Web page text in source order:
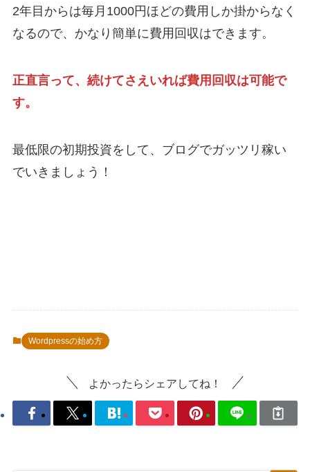
2年目からは毎月1000円ほどの費用しか掛からなく
なるので、かなり簡単に費用回収はできます。
正直言って、続けてさえいれば費用回収は可能で
す。
最低限の初期投資をして、ブログでガッツリ稼い
でいきましょう！
Wordpressの始め方
よかったらシェアしてね！